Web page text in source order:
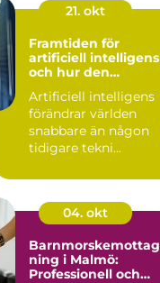
21. okt
Framtiden för
artificiell intelligens
och hur den
Artificiell intelligens
förändrar världen
snabbare än någon
tidigare tekni...
04. okt
Barnmorskemottag
ning i Malmö:
Professionell och